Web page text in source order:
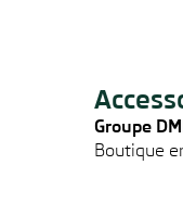
Groupe
Boutique